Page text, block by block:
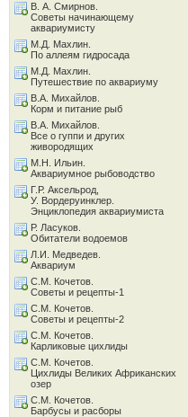
В. А. Смирнов.
Советы начинающему
аквариумисту
М.Д. Махлин.
По аллеям гидросада
М.Д. Махлин.
Путешествие по аквариуму
В.А. Михайлов.
Корм и питание рыб
В.А. Михайлов.
Все о гуппи и других
живородящих
М.Н. Ильин.
Аквариумное рыбоводство
Г.Р. Аксельрод,
У. Вордеруинклер.
Энциклопедия аквариумиста
Р. Ласуков.
Обитатели водоемов
Л.И. Медведев.
Аквариум
С.М. Кочетов.
Советы и рецепты-1
С.М. Кочетов.
Советы и рецепты-2
С.М. Кочетов.
Карликовые цихлиды
С.М. Кочетов.
Цихлиды Великих Африканских
озер
С.М. Кочетов.
Барбусы и расборы